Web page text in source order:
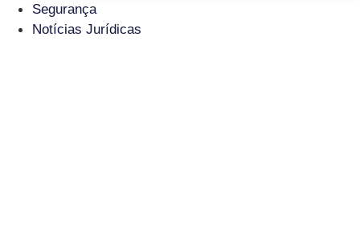
Segurança
Notícias Jurídicas